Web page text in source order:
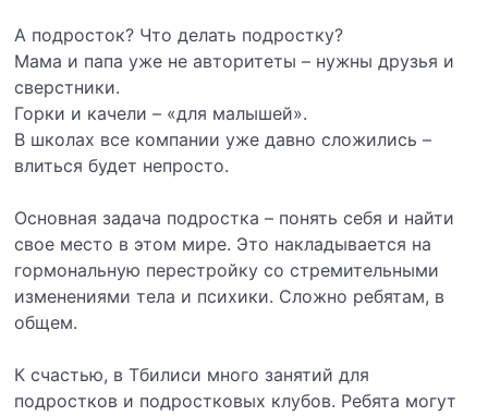
А подросток? Что делать подростку?
Мама и папа уже не авторитеты – нужны друзья и
сверстники.
Горки и качели – «для малышей».
В школах все компании уже давно сложились –
влиться будет непросто.
Основная задача подростка – понять себя и найти
свое место в этом мире. Это накладывается на
гормональную перестройку со стремительными
изменениями тела и психики. Сложно ребятам, в
общем.
К счастью, в Тбилиси много занятий для
подростков и подростковых клубов. Ребята могут